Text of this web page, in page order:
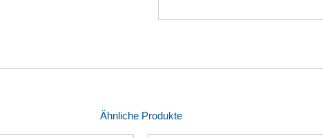
Ähnliche Produkte